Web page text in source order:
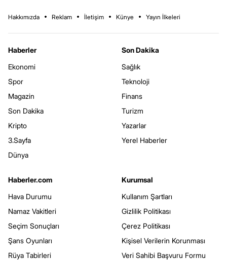
Hakkımızda Reklam İletişim Künye Yayın İlkeleri
Haberler
Ekonomi
Spor
Magazin
Son Dakika
Kripto
3.Sayfa
Dünya
Son Dakika
Sağlık
Teknoloji
Finans
Turizm
Yazarlar
Yerel Haberler
Haberler.com
Hava Durumu
Namaz Vakitleri
Seçim Sonuçları
Şans Oyunları
Rüya Tabirleri
Kurumsal
Kullanım Şartları
Gizlilik Politikası
Çerez Politikası
Kişisel Verilerin Korunması
Veri Sahibi Başvuru Formu